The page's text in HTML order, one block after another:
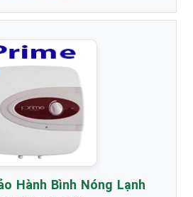
Hành Bình Nóng Lạnh